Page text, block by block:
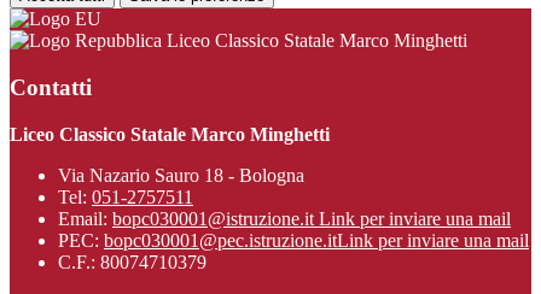
Liceo Classico Statale Marco Minghetti
Contatti
Liceo Classico Statale Marco Minghetti
Via Nazario Sauro 18 - Bologna
Tel: 051-2757511
Email: bopc030001@istruzione.it Link per inviare una mail
PEC: bopc030001@pec.istruzione.itLink per inviare una mail
C.F.: 80074710379